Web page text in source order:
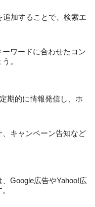
追加することで、検索エ
ワードに合わせたコン
。
期的に情報発信し、ホ
キャンペーン告知など
Google広告やYahoo!広